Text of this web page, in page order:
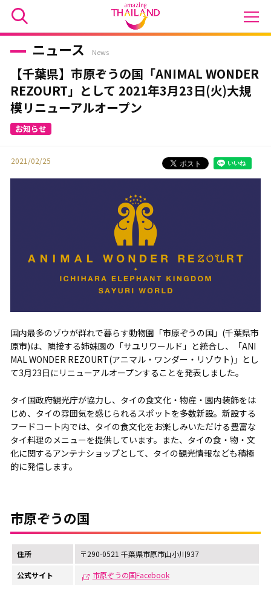
ニュース News
【千葉県】市原ぞうの国「ANIMAL WONDER
REZOURT」として 2021年3月23日(火)大規
模リニューアルオープン
2021/02/25
国内最多のゾウが群れで暮らす動物園「市原ぞうの国」(千葉県市
原市)は、隣接する姉妹園の「サユリワールド」と統合し、「ANI
MAL WONDER REZOURT(アニマル・ワンダー・リゾウト)」とし
て3月23日にリニューアルオープンすることを発表しました。
タイ国政府観光庁が協力し、タイの食文化・物産・園内装飾をは
じめ、タイの雰囲気を感じられるスポットを多数新設。新設する
フードコート内では、タイの食文化をお楽しみいただける豊富な
タイ料理のメニューを提供しています。また、タイの食・物・文
化に関するアンテナショップとして、タイの観光情報なども積極
的に発信します。
市原ぞうの国
住所 〒290-0521 千葉県市原市山小川937
公式サイト 市原ぞうの国Facebook